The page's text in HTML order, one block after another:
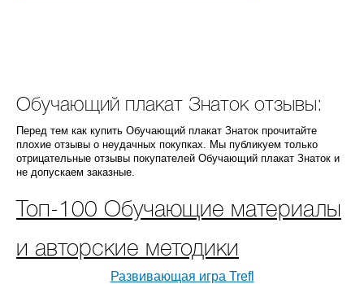
Обучающий плакат Знаток отзывы:
Перед тем как купить Обучающий плакат Знаток прочитайте
плохие отзывы о неудачных покупках. Мы публикуем только
отрицательные отзывы покупателей Обучающий плакат Знаток и
не допускаем заказные.
Топ-100 Обучающие материалы
и авторские методики
Развивающая игра Trefl